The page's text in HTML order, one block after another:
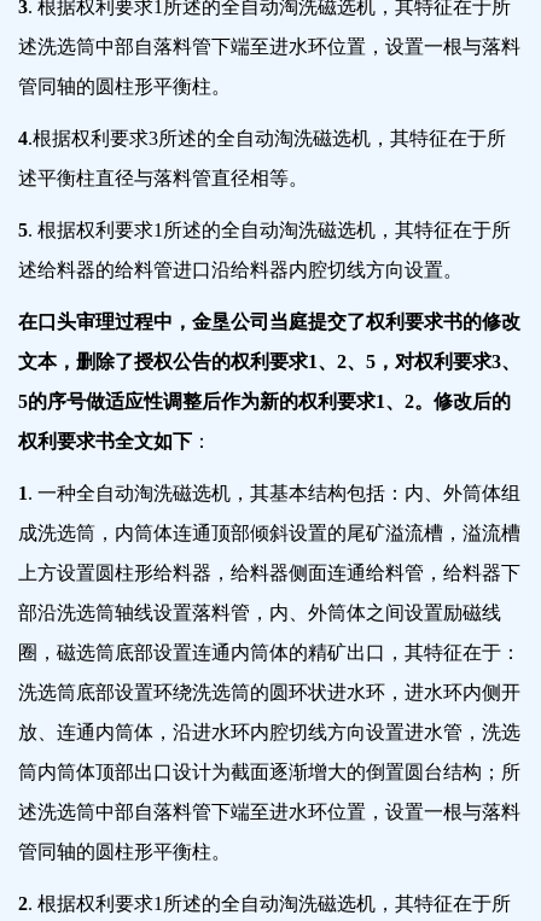
3. 根据权利要求1所述的全自动淘洗磁选机，其特征在于所
述洗选筒中部自落料管下端至进水环位置，设置一根与落料
管同轴的圆柱形平衡柱。
4.根据权利要求3所述的全自动淘洗磁选机，其特征在于所
述平衡柱直径与落料管直径相等。
5. 根据权利要求1所述的全自动淘洗磁选机，其特征在于所
述给料器的给料管进口沿给料器内腔切线方向设置。
在口头审理过程中，金垦公司当庭提交了权利要求书的修改
文本，删除了授权公告的权利要求1、2、5，对权利要求3、
5的序号做适应性调整后作为新的权利要求1、2。修改后的
权利要求书全文如下 ：
1. 一种全自动淘洗磁选机，其基本结构包括：内、外筒体组
成洗选筒，内筒体连通顶部倾斜设置的尾矿溢流槽，溢流槽
上方设置圆柱形给料器，给料器侧面连通给料管，给料器下
部沿洗选筒轴线设置落料管，内、外筒体之间设置励磁线
圈，磁选筒底部设置连通内筒体的精矿出口，其特征在于：
洗选筒底部设置环绕洗选筒的圆环状进水环，进水环内侧开
放、连通内筒体，沿进水环内腔切线方向设置进水管，洗选
筒内筒体顶部出口设计为截面逐渐增大的倒置圆台结构；所
述洗选筒中部自落料管下端至进水环位置，设置一根与落料
管同轴的圆柱形平衡柱。
2. 根据权利要求1所述的全自动淘洗磁选机，其特征在于所